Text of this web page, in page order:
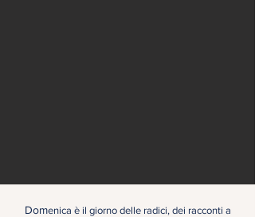
Domenica è il giorno delle radici, dei racconti a